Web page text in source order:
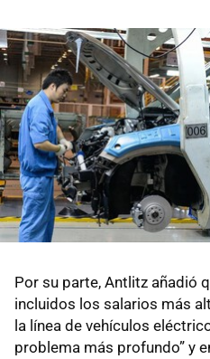
Por su parte, Antlitz añadió
incluidos los salarios más
la línea de vehículos
problema más profundo” y